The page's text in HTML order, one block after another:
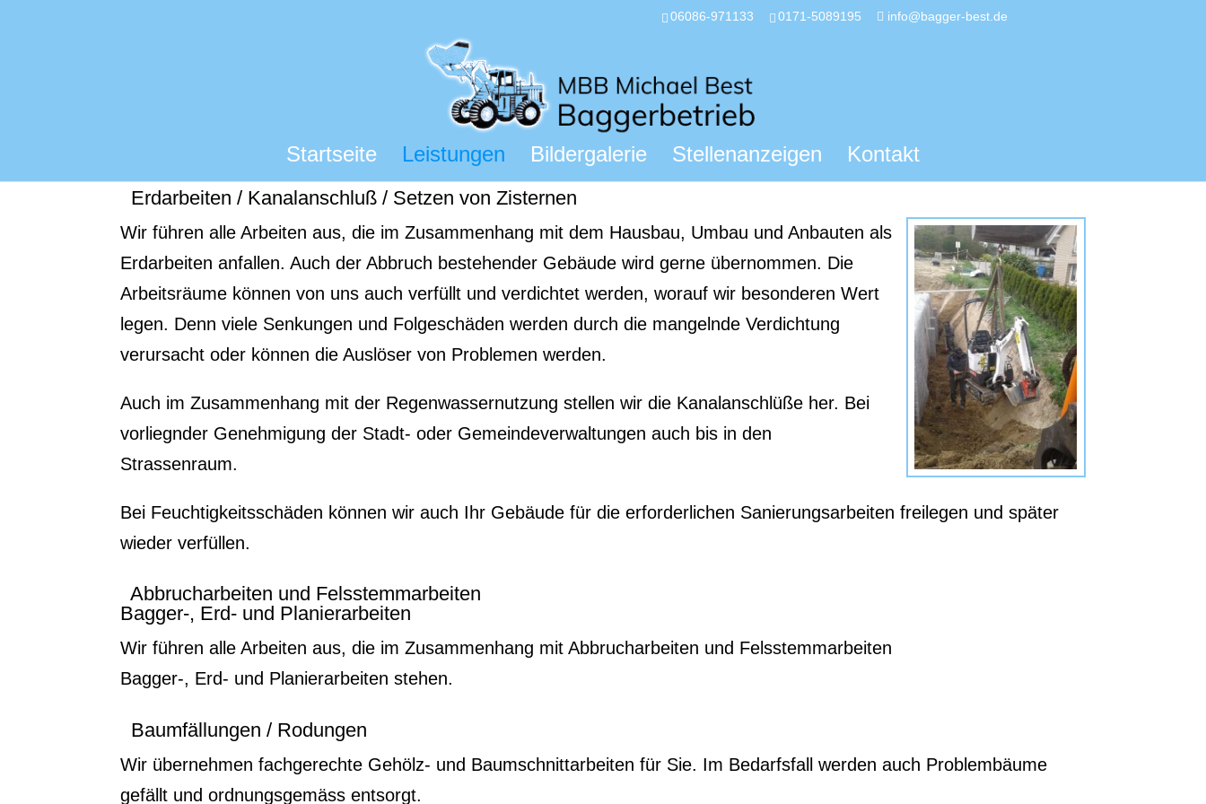
06086-971133 0171-5089195 info@bagger-best.de
Startseite Leistungen Bildergalerie Stellenanzeigen Kontakt
Erdarbeiten / Kanalanschluß / Setzen von Zisternen
Wir führen alle Arbeiten aus, die im Zusammenhang mit dem Hausbau, Umbau und Anbauten als
Erdarbeiten anfallen. Auch der Abbruch bestehender Gebäude wird gerne übernommen. Die
Arbeitsräume können von uns auch verfüllt und verdichtet werden, worauf wir besonderen Wert
legen. Denn viele Senkungen und Folgeschäden werden durch die mangelnde Verdichtung
verursacht oder können die Auslöser von Problemen werden.
Auch im Zusammenhang mit der Regenwassernutzung stellen wir die Kanalanschlüße her. Bei
vorliegnder Genehmigung der Stadt- oder Gemeindeverwaltungen auch bis in den
Strassenraum.
Bei Feuchtigkeitsschäden können wir auch Ihr Gebäude für die erforderlichen Sanierungsarbeiten freilegen und später
wieder verfüllen.
Abbrucharbeiten und Felsstemmarbeiten
Bagger-, Erd- und Planierarbeiten
Wir führen alle Arbeiten aus, die im Zusammenhang mit Abbrucharbeiten und Felsstemmarbeiten
Bagger-, Erd- und Planierarbeiten stehen.
Baumfällungen / Rodungen
Wir übernehmen fachgerechte Gehölz- und Baumschnittarbeiten für Sie. Im Bedarfsfall werden auch Problembäume
gefällt und ordnungsgemäss entsorgt.